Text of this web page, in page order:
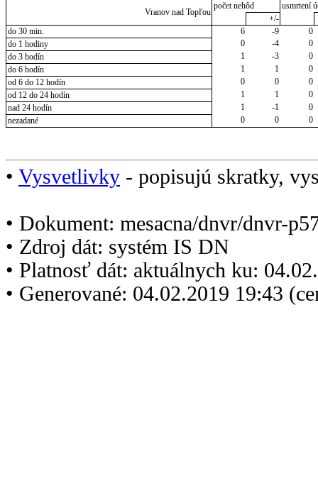
Vranov nad Topľou
počet nehôd
usmrtení
+/-
do 30 min.
6 -9
0
do 1 hodiny
0 -4
0
do 3 hodín
1 -3
0
do 6 hodín
1 1
0
od 6 do 12 hodín
0 0
0
od 12 do 24 hodín
1 1
0
nad 24 hodín
1 -1
0
nezadané
0 0 0
• Vysvetlivky - popisujú skratky,
• Dokument: mesacna/dnvr/dnvr-
• Zdroj dát: systém IS DN
• Platnosť dát: aktuálnych ku:
• Generované: 04.02.2019 19:43